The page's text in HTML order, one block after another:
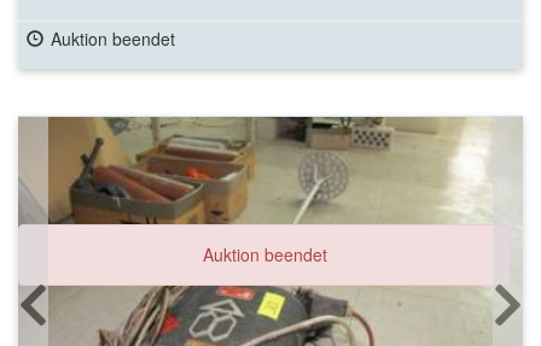
Auktion beendet
Auktion beendet